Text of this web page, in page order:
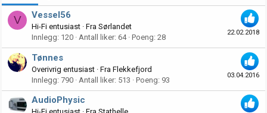
V
22.02.2018
Vessel56
Hi-Fi entusiast · Fra Sørlandet
Innlegg 120 Antall liker 64 Poeng 28
03.04.2016
Tønnes
Overivrig entusiast · Fra Flekkefjord
Innlegg 790 Antall liker 513 Poeng 93
AudioPhysic